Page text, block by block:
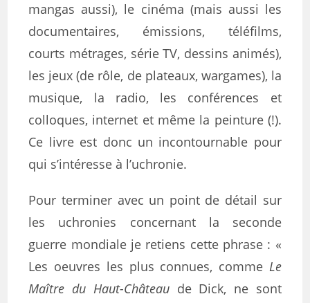
mangas aussi), le cinéma (mais aussi les
documentaires, émissions, téléfilms,
courts métrages, série TV, dessins animés),
les jeux (de rôle, de plateaux, wargames), la
musique, la radio, les conférences et
colloques, internet et même la peinture (!).
Ce livre est donc un incontournable pour
qui s’intéresse à l’uchronie.
Pour terminer avec un point de détail sur
les uchronies concernant la seconde
guerre mondiale je retiens cette phrase : «
Les oeuvres les plus connues, comme Le
Maître du Haut-Châteaude Dick, ne sont